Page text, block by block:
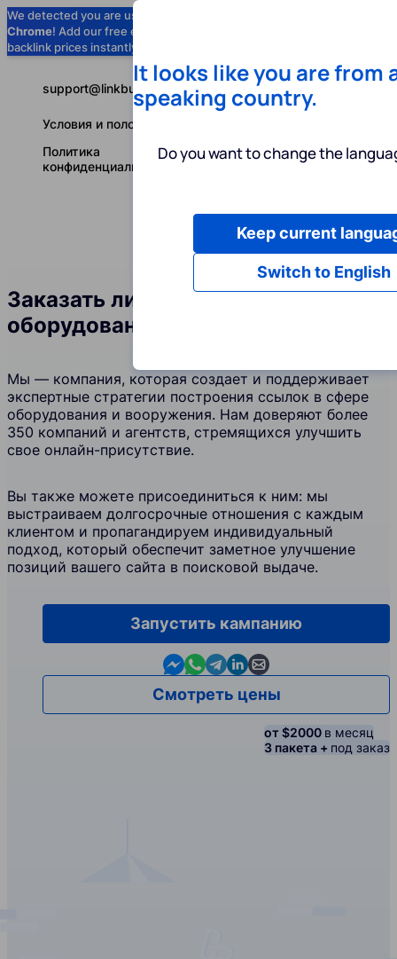
We detected you are using
Chrome! Add our free extension to check
backlink prices instantly as you browse.
Услуги
Русский
support@linkbuilder.com
Условия и положения
Политика
конфиденциальности
Заказать линкбилдинг в сфере
оборудования и вооружения
Мы — компания, которая создает и поддерживает
экспертные стратегии построения ссылок в сфере
оборудования и вооружения. Нам доверяют более
350 компаний и агентств, стремящихся улучшить
свое онлайн-присутствие.
Вы также можете присоединиться к ним: мы
выстраиваем долгосрочные отношения с каждым
клиентом и пропагандируем индивидуальный
подход, который обеспечит заметное улучшение
позиций вашего сайта в поисковой выдаче.
Запустить кампанию
Contact us in Messenger
Contact us in WhatsApp
Contact us in Telegram
Contact us in Linkedin
Contact us by email
Смотреть цены
от $2000 в месяц
3 пакета + под заказ
It looks like you are from
speaking country.
Do you want to change the
Switch to English
Keep current